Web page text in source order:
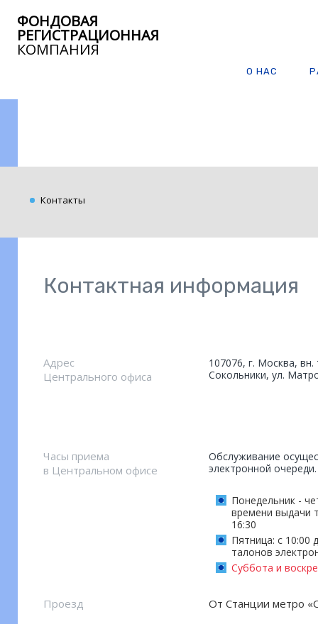
ФОНДОВАЯ
РЕГИСТРАЦИОННАЯ
КОМПАНИЯ
О НАС
Контакты
Контактная информация
Адрес
Центрального офиса
107076, г. Москва, вн.
Сокольники, ул.
Часы приема
в Центральном офисе
Обслуживание
электронной
Понедельник -
времени выдачи
16:30
Пятница: с 10:00
талонов
Суббота и
Проезд
От Станции метро